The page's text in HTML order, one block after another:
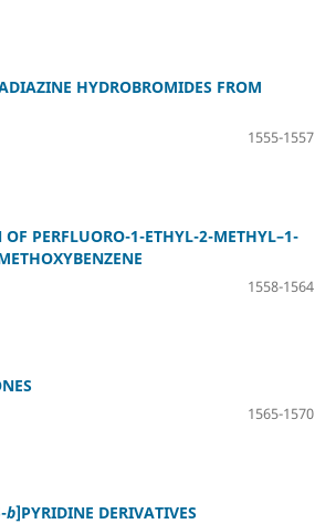
HYDROBROMIDES FROM
1555-1557
PERFLUORO-1-ETHYL-2-METHYL–1-
1558-1564
1565-1570
b]PYRIDINE DERIVATIVES